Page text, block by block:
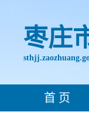
枣庄
首 页